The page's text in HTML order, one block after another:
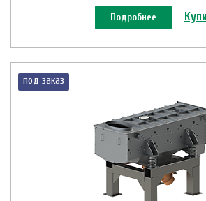
Подробнее
под заказ